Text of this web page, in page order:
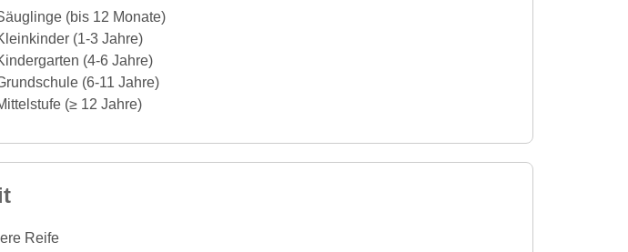
(bis 12 Monate)
(1-3 Jahre)
(4-6 Jahre)
(6-11 Jahre)
(≥ 12 Jahre)
Reife